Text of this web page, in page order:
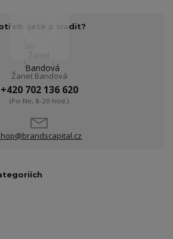
poradit?
Žanet Bandová
+420 702 136 620
(Po-Ne, 8-20 hod.)